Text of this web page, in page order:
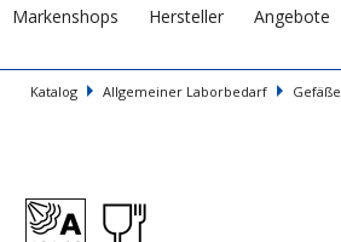
Markenshops Hersteller Angebote
Katalog Allgemeiner Laborbedarf Gefäße